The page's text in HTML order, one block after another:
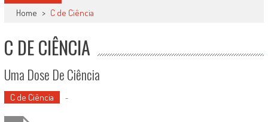
Home > C de Ciência
C DE CIÊNCIA
Uma Dose De Ciência
C de Ciência -